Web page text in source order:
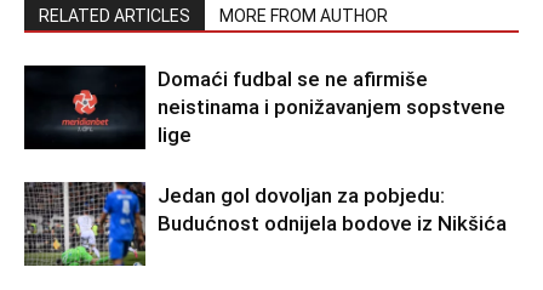
RELATED ARTICLES MORE FROM AUTHOR
Domaći fudbal se ne afirmiše
neistinama i ponižavanjem sopstvene
lige
Jedan gol dovoljan za pobjedu:
Budućnost odnijela bodove iz Nikšića